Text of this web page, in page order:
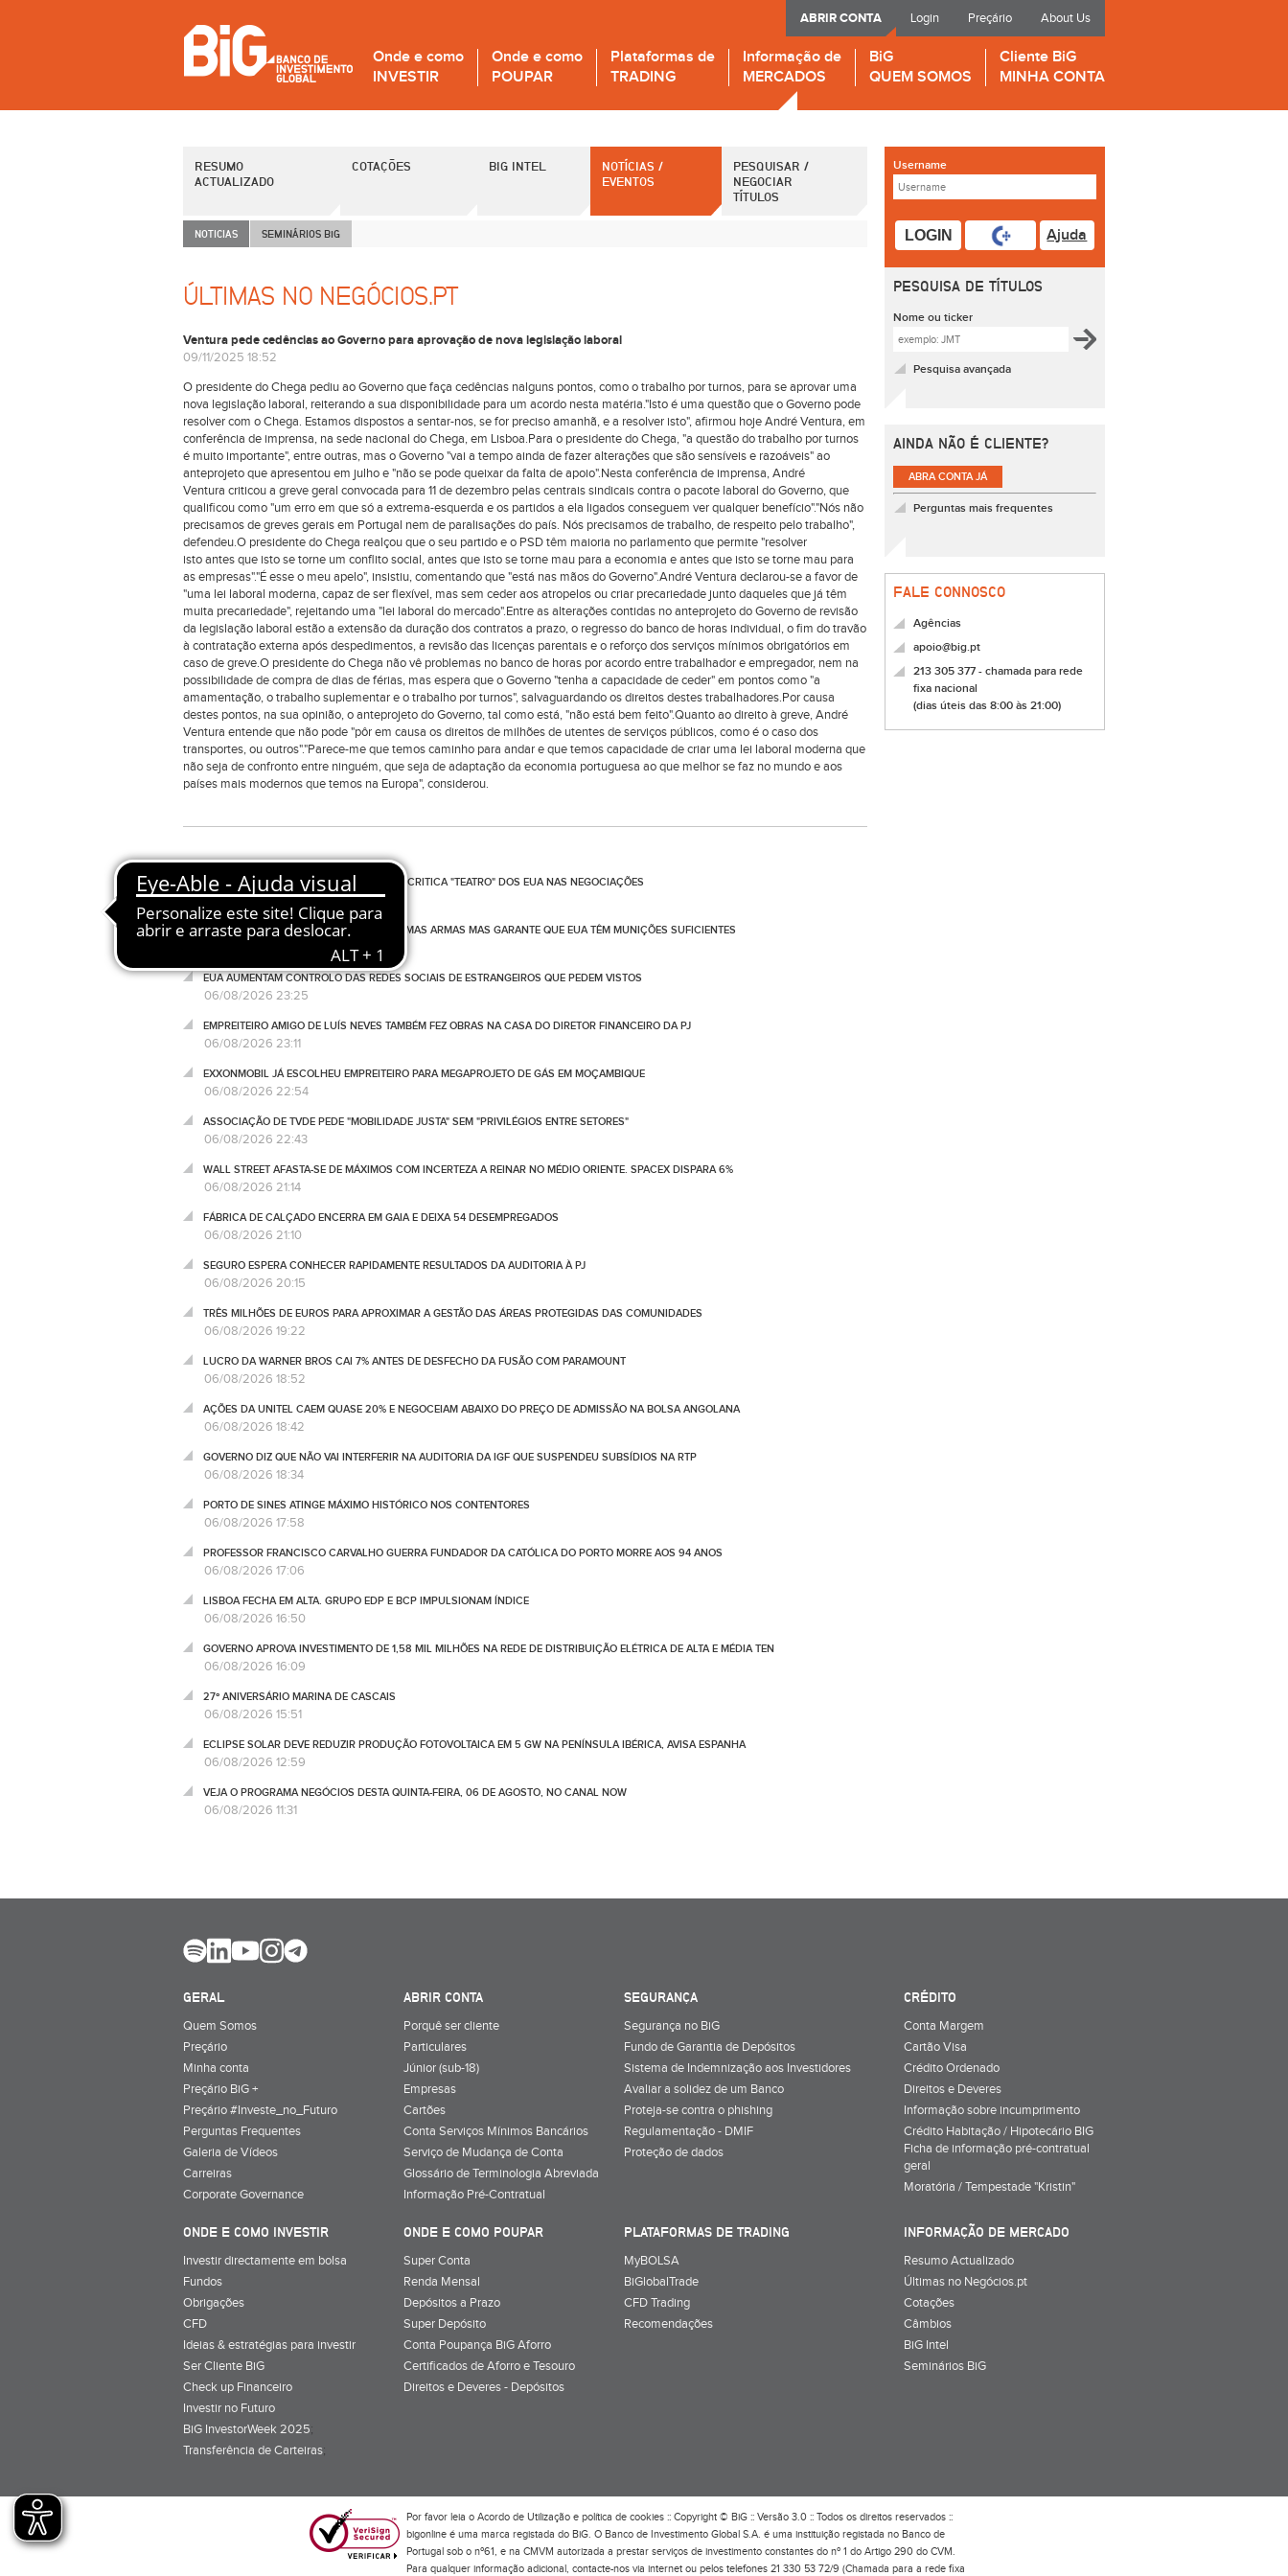
Login Preçário About Us
ABRIR CONTA
Onde e como
INVESTIR
Onde e como
POUPAR
Plataformas de
TRADING
Informação de
MERCADOS
BiG
QUEM SOMOS
Cliente BiG
MINHA CONTA
RESUMO
ACTUALIZADO
COTAÇÕES BIG INTEL
NOTÍCIAS /
EVENTOS
PESQUISAR /
NEGOCIAR
TÍTULOS
NOTICIAS SEMINÁRIOS BiG
ÚLTIMAS NO NEGÓCIOS.PT
Ventura pede cedências ao Governo para aprovação de nova legislação laboral
09/11/2025 18:52
O presidente do Chega pediu ao Governo que faça cedências nalguns pontos, como o trabalho por turnos, para se aprovar uma
nova legislação laboral, reiterando a sua disponibilidade para um acordo nesta matéria."Isto é uma questão que o Governo pode
resolver com o Chega. Estamos dispostos a sentar-nos, se for preciso amanhã, e a resolver isto", afirmou hoje André Ventura, em
conferência de imprensa, na sede nacional do Chega, em Lisboa.Para o presidente do Chega, "a questão do trabalho por turnos
é muito importante", entre outras, mas o Governo "vai a tempo ainda de fazer alterações que são sensíveis e razoáveis" ao
anteprojeto que apresentou em julho e "não se pode queixar da falta de apoio".Nesta conferência de imprensa, André
Ventura criticou a greve geral convocada para 11 de dezembro pelas centrais sindicais contra o pacote laboral do Governo, que
qualificou como "um erro em que só a extrema-esquerda e os partidos a ela ligados conseguem ver qualquer benefício"."Nós não
precisamos de greves gerais em Portugal nem de paralisações do país. Nós precisamos de trabalho, de respeito pelo trabalho",
defendeu.O presidente do Chega realçou que o seu partido e o PSD têm maioria no parlamento que permite "resolver
isto antes que isto se torne um conflito social, antes que isto se torne mau para a economia e antes que isto se torne mau para
as empresas"."É esse o meu apelo", insistiu, comentando que "está nas mãos do Governo".André Ventura declarou-se a favor de
"uma lei laboral moderna, capaz de ser flexível, mas sem ceder aos atropelos ou criar precariedade junto daqueles que já têm
muita precariedade", rejeitando uma "lei laboral do mercado".Entre as alterações contidas no anteprojeto do Governo de revisão
da legislação laboral estão a extensão da duração dos contratos a prazo, o regresso do banco de horas individual, o fim do travão
à contratação externa após despedimentos, a revisão das licenças parentais e o reforço dos serviços mínimos obrigatórios em
caso de greve.O presidente do Chega não vê problemas no banco de horas por acordo entre trabalhador e empregador, nem na
possibilidade de compra de dias de férias, mas espera que o Governo "tenha a capacidade de ceder" em pontos como "a
amamentação, o trabalho suplementar e o trabalho por turnos", salvaguardando os direitos destes trabalhadores.Por causa
destes pontos, na sua opinião, o anteprojeto do Governo, tal como está, "não está bem feito".Quanto ao direito à greve, André
Ventura entende que não pode "pôr em causa os direitos de milhões de utentes de serviços públicos, como é o caso dos
transportes, ou outros"."Parece-me que temos caminho para andar e que temos capacidade de criar uma lei laboral moderna que
não seja de confronto entre ninguém, que seja de adaptação da economia portuguesa ao que melhor se faz no mundo e aos
países mais modernos que temos na Europa", considerou.
PRESIDENTE DO PARLAMENTO IRANIANO CRITICA "TEATRO" DOS EUA NAS NEGOCIAÇÕES
06/08/2026 23:56
TRUMP RECONHECE ESCASSEZ DE ALGUMAS ARMAS MAS GARANTE QUE EUA TÊM MUNIÇÕES SUFICIENTES
EUA AUMENTAM CONTROLO DAS REDES SOCIAIS DE ESTRANGEIROS QUE PEDEM VISTOS
06/08/2026 23:25
EMPREITEIRO AMIGO DE LUÍS NEVES TAMBÉM FEZ OBRAS NA CASA DO DIRETOR FINANCEIRO DA PJ
06/08/2026 23:11
EXXONMOBIL JÁ ESCOLHEU EMPREITEIRO PARA MEGAPROJETO DE GÁS EM MOÇAMBIQUE
06/08/2026 22:54
ASSOCIAÇÃO DE TVDE PEDE "MOBILIDADE JUSTA" SEM "PRIVILÉGIOS ENTRE SETORES"
06/08/2026 22:43
WALL STREET AFASTA-SE DE MÁXIMOS COM INCERTEZA A REINAR NO MÉDIO ORIENTE. SPACEX DISPARA 6%
06/08/2026 21:14
FÁBRICA DE CALÇADO ENCERRA EM GAIA E DEIXA 54 DESEMPREGADOS
06/08/2026 21:10
SEGURO ESPERA CONHECER RAPIDAMENTE RESULTADOS DA AUDITORIA À PJ
06/08/2026 20:15
TRÊS MILHÕES DE EUROS PARA APROXIMAR A GESTÃO DAS ÁREAS PROTEGIDAS DAS COMUNIDADES
06/08/2026 19:22
LUCRO DA WARNER BROS CAI 7% ANTES DE DESFECHO DA FUSÃO COM PARAMOUNT
06/08/2026 18:52
AÇÕES DA UNITEL CAEM QUASE 20% E NEGOCEIAM ABAIXO DO PREÇO DE ADMISSÃO NA BOLSA ANGOLANA
06/08/2026 18:42
GOVERNO DIZ QUE NÃO VAI INTERFERIR NA AUDITORIA DA IGF QUE SUSPENDEU SUBSÍDIOS NA RTP
06/08/2026 18:34
PORTO DE SINES ATINGE MÁXIMO HISTÓRICO NOS CONTENTORES
06/08/2026 17:58
PROFESSOR FRANCISCO CARVALHO GUERRA FUNDADOR DA CATÓLICA DO PORTO MORRE AOS 94 ANOS
06/08/2026 17:06
LISBOA FECHA EM ALTA. GRUPO EDP E BCP IMPULSIONAM ÍNDICE
06/08/2026 16:50
GOVERNO APROVA INVESTIMENTO DE 1,58 MIL MILHÕES NA REDE DE DISTRIBUIÇÃO ELÉTRICA DE ALTA E MÉDIA TEN
06/08/2026 16:09
27º ANIVERSÁRIO MARINA DE CASCAIS
06/08/2026 15:51
ECLIPSE SOLAR DEVE REDUZIR PRODUÇÃO FOTOVOLTAICA EM 5 GW NA PENÍNSULA IBÉRICA, AVISA ESPANHA
06/08/2026 12:59
VEJA O PROGRAMA NEGÓCIOS DESTA QUINTA-FEIRA, 06 DE AGOSTO, NO CANAL NOW
06/08/2026 11:31
Username
LOGIN Ajuda
PESQUISA DE TÍTULOS
Nome ou ticker
Pesquisa avançada
AINDA NÃO É CLIENTE?
ABRA CONTA JÁ
Perguntas mais frequentes
FALE CONNOSCO
Agências
apoio@big.pt
213 305 377 - chamada para rede
fixa nacional
(dias úteis das 8:00 às 21:00)
GERAL
Quem Somos
Preçário
Minha conta
Preçário BiG +
Preçário #Investe_no_Futuro
Perguntas Frequentes
Galeria de Vídeos
Carreiras
Corporate Governance
ABRIR CONTA
Porquê ser cliente
Particulares
Júnior (sub-18)
Empresas
Cartões
Conta Serviços Mínimos Bancários
Serviço de Mudança de Conta
Glossário de Terminologia Abreviada
Informação Pré-Contratual
SEGURANÇA
Segurança no BiG
Fundo de Garantia de Depósitos
Sistema de Indemnização aos Investidores
Avaliar a solidez de um Banco
Proteja-se contra o phishing
Regulamentação - DMIF
Proteção de dados
CRÉDITO
Conta Margem
Cartão Visa
Crédito Ordenado
Direitos e Deveres
Informação sobre incumprimento
Crédito Habitação / Hipotecário BIG
Ficha de informação pré-contratual
geral
Moratória / Tempestade "Kristin"
ONDE E COMO INVESTIR
Investir directamente em bolsa
Fundos
Obrigações
CFD
Ideias & estratégias para investir
Ser Cliente BiG
Check up Financeiro
Investir no Futuro
BiG InvestorWeek 2025;
Transferência de Carteiras;
ONDE E COMO POUPAR
Super Conta
Renda Mensal
Depósitos a Prazo
Super Depósito
Conta Poupança BiG Aforro
Certificados de Aforro e Tesouro
Direitos e Deveres - Depósitos
PLATAFORMAS DE TRADING
MyBOLSA
BiGlobalTrade
CFD Trading
Recomendações
INFORMAÇÃO DE MERCADO
Resumo Actualizado
Últimas no Negócios.pt
Cotações
Câmbios
BiG Intel
Seminários BiG
Por favor leia o Acordo de Utilizaçãoe política de cookies:: Copyright © BiG :: Versão 3.0 :: Todos os direitos reservados ::
bigonline é uma marca registada do BiG. O Banco de Investimento Global S.A. é uma instituição registada no Banco de
Portugal sob o nº61, e na CMVM autorizada a prestar serviços de investimento constantes do nº 1 do Artigo 290 do CVM.
Para qualquer informação adicional, contacte-nos via internet ou pelos telefones 21 330 53 72/9 (Chamada para a rede fixa